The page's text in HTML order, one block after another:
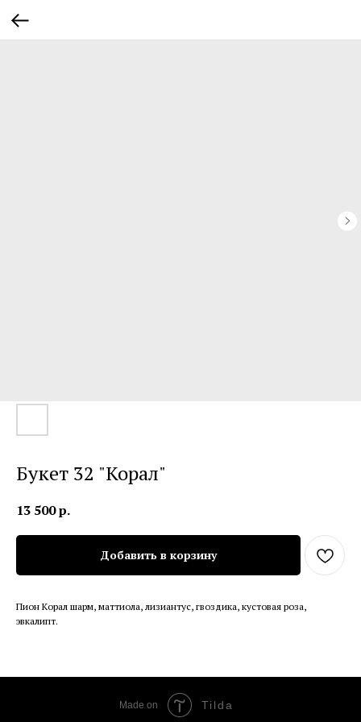
Букет 32 "Корал"
13 500р.
Добавить в корзину
Пион Корал шарм, маттиола, лизиантус, гвоздика, кустовая роза,
эвкалипт.
Made on Tilda